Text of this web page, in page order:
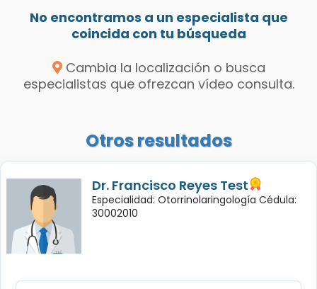
No encontramos a un especialista que
coincida con tu búsqueda
Cambia la localización o busca
especialistas que ofrezcan vídeo consulta.
Otros resultados
Dr. Francisco Reyes Test
Especialidad: Otorrinolaringología Cédula:
30002010